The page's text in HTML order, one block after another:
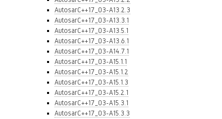
AutosarC++17_03-A13.2.3
AutosarC++17_03-A13.3.1
AutosarC++17_03-A13.5.1
AutosarC++17_03-A13.6.1
AutosarC++17_03-A14.7.1
AutosarC++17_03-A15.1.1
AutosarC++17_03-A15.1.2
AutosarC++17_03-A15.1.3
AutosarC++17_03-A15.2.1
AutosarC++17_03-A15.3.1
AutosarC++17_03-A15.3.3